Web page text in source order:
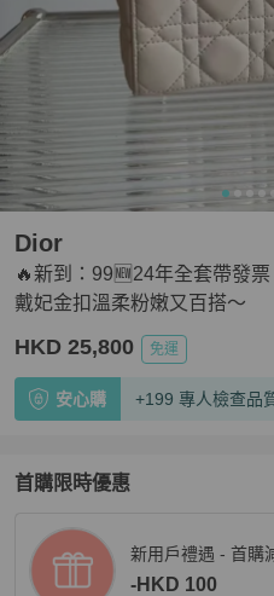
🔥新到：99🆕24年全套帶發
戴妃金扣溫柔粉嫩又百搭～
Dior
HKD 25,800 免運
安心購 +199 專人檢查品
首購限時優惠
新用戶禮遇 - 首購
-HKD 100